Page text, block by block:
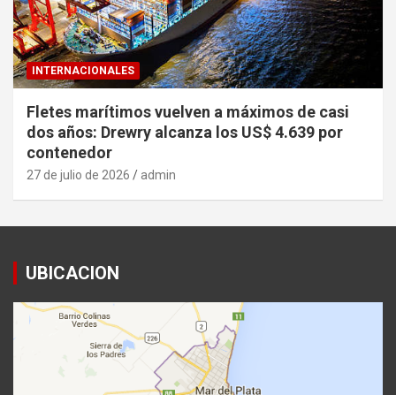
INTERNACIONALES
Fletes marítimos vuelven a máximos de casi
dos años: Drewry alcanza los US$ 4.639 por
contenedor
27 de julio de 2026 admin
UBICACION